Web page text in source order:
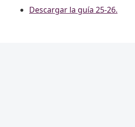
Descargar la guía 25-26.